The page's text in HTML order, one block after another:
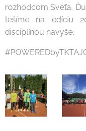
rozhodcom Sveťa,
tešíme na edíciu
disciplínou navyše.